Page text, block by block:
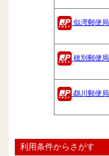
似湾郵便局
穂別郵便局
鵡川郵便局
利用条件からさがす